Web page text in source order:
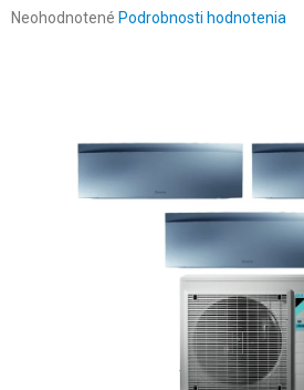
Priemerné
Neohodnotené Podrobnosti hodnotenia